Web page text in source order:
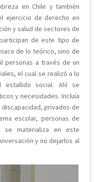
en Chile y también
ejercicio de derecho en
y salud de sectores de
de este tipo de
de lo teórico, sino de
personas a través de un
el cual se realizó a lo
social. Ahí se
y necesidades. Incluía
privados de
escolar, personas de
se materializa en este
y no dejarlos al